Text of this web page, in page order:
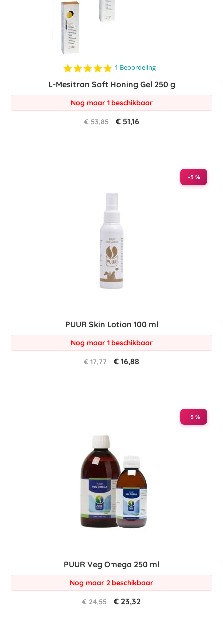
5.0
rating
1 Beoordeling
L-Mesitran Soft Honing Gel 250 g
Nog maar 1 beschikbaar
€ 53,85 € 51,16
-5 %
PUUR Skin Lotion 100 ml
Nog maar 1 beschikbaar
€ 17,77 € 16,88
-5 %
PUUR Veg Omega 250 ml
Nog maar 2 beschikbaar
€ 24,55 € 23,32